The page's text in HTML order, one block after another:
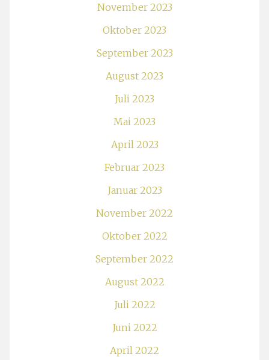
November 2023
Oktober 2023
September 2023
August 2023
Juli 2023
Mai 2023
April 2023
Februar 2023
Januar 2023
November 2022
Oktober 2022
September 2022
August 2022
Juli 2022
Juni 2022
April 2022